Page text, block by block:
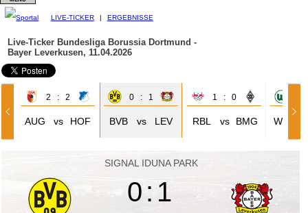
LIVE-TICKER | ERGEBNISSE
Live-Ticker Bundesliga Borussia Dortmund -
Bayer Leverkusen, 11.04.2026
2 : 2
AUG vs HOF
0 : 1
BVB vs LEV
1 : 0
RBL vs BMG WOB
SIGNAL IDUNA PARK
0:1